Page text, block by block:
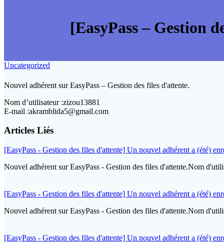
[EasyPass – Gestion
Uncategorized
Nouvel adhérent sur EasyPass – Gestion des files d'attente.
Nom d’utilisateur :zizou13881
E-mail :akramblida5@gmail.com
Articles Liés
[EasyPass - Gestion des files d'attente] Un nouvel adhérent a (été)
Nouvel adhérent sur EasyPass - Gestion des files d'attente.Nom
[EasyPass - Gestion des files d'attente] Un nouvel adhérent a (été)
Nouvel adhérent sur EasyPass - Gestion des files d'attente.Nom
[EasyPass - Gestion des files d'attente] Un nouvel adhérent a (été)